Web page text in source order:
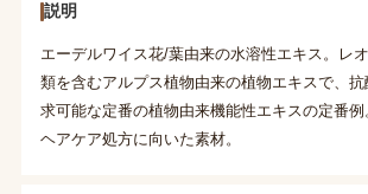
説明
エーデルワイス花/葉由来の水溶性エキス。レ
類を含むアルプス植物由来の植物エキスで、
求可能な定番の植物由来機能性エキスの定番
ヘアケア処方に向いた素材。